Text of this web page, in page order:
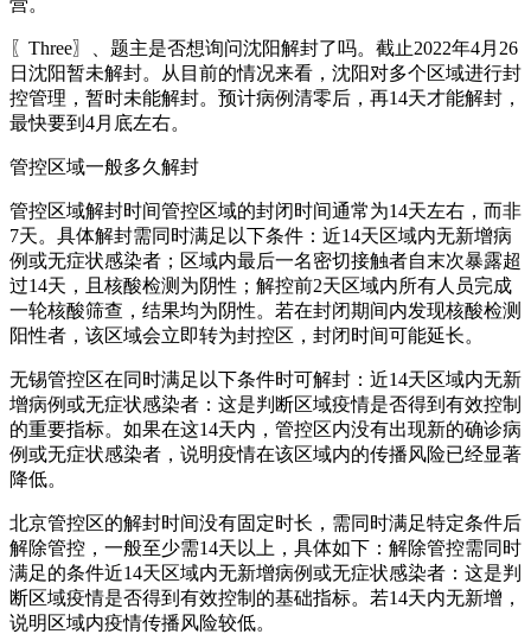
〖Three〗、题主是否想询问沈阳解封了吗。截止2022年4月26
日沈阳暂未解封。从目前的情况来看，沈阳对多个区域进行封
控管理，暂时未能解封。预计病例清零后，再14天才能解封，
最快要到4月底左右。
管控区域一般多久解封
管控区域解封时间管控区域的封闭时间通常为14天左右，而非
7天。具体解封需同时满足以下条件：近14天区域内无新增病
例或无症状感染者；区域内最后一名密切接触者自末次暴露超
过14天，且核酸检测为阴性；解控前2天区域内所有人员完成
一轮核酸筛查，结果均为阴性。若在封闭期间内发现核酸检测
阳性者，该区域会立即转为封控区，封闭时间可能延长。
无锡管控区在同时满足以下条件时可解封：近14天区域内无新
增病例或无症状感染者：这是判断区域疫情是否得到有效控制
的重要指标。如果在这14天内，管控区内没有出现新的确诊病
例或无症状感染者，说明疫情在该区域内的传播风险已经显著
降低。
北京管控区的解封时间没有固定时长，需同时满足特定条件后
解除管控，一般至少需14天以上，具体如下：解除管控需同时
满足的条件近14天区域内无新增病例或无症状感染者：这是判
断区域疫情是否得到有效控制的基础指标。若14天内无新增，
说明区域内疫情传播风险较低。